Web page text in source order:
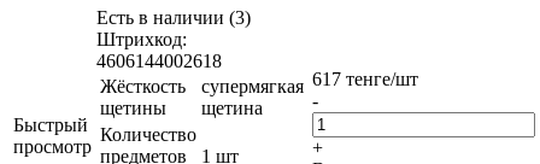
Быстрый
просмотр
Есть в наличии (3)
Штрихкод:
4606144002618
Жёсткость
щетины
супермягкая
щетина
Количество
предметов
1 шт
617 тенге/шт
-
+